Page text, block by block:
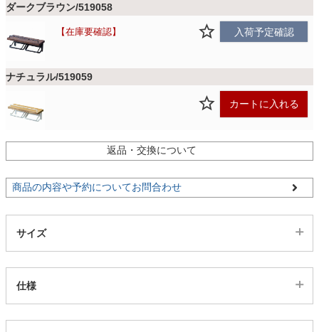
収納用品
生活用品
ダークブラウン/519058
在庫要確認 入荷予定確認
ナチュラル/519059
カートに入れる
返品・交換について
商品の内容や予約についてお問合わせ
サイズ
仕様